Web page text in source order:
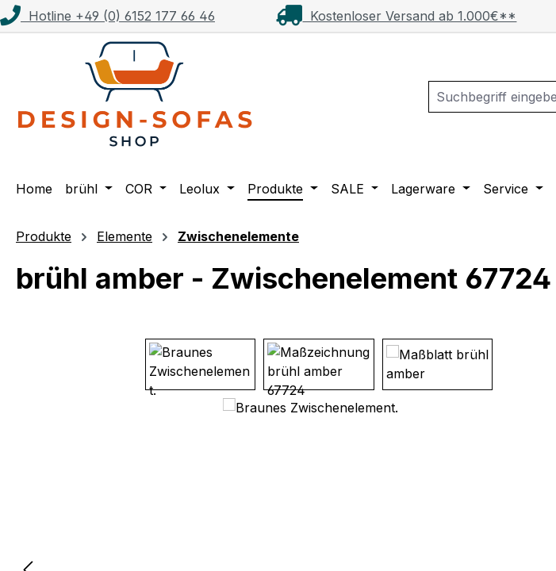
Hauptinhalt springen
Zur Suche springen
Zur Hauptnavigation springen
Hotline +49 (0) 6152 177 66 46 Kostenloser Versand ab 1.000€**
Home brühl COR Leolux Produkte SALE Lagerware Service
Produkte Elemente Zwischenelemente
brühl amber - Zwischenelement 67724
Bildergalerie überspringen